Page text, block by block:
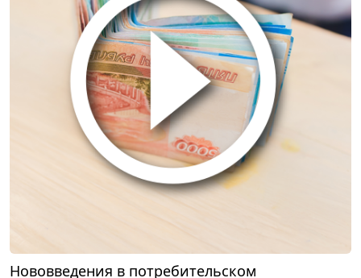
Нововведения в потребительском